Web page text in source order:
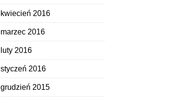
kwiecień 2016
marzec 2016
luty 2016
styczeń 2016
grudzień 2015